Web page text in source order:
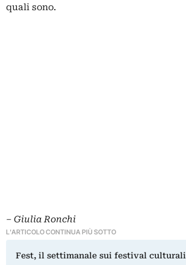
quali sono.
– Giulia Ronchi
L'ARTICOLO CONTINUA PIÙ SOTTO
Fest, il settimanale sui festival culturali